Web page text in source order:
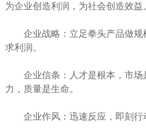
为企业创造利润，为社会创造效益
企业战略：立足拳头产品做
求利润。
企业信条：人才是根本，市
力，质量是生命。
企业作风：迅速反应，即刻行